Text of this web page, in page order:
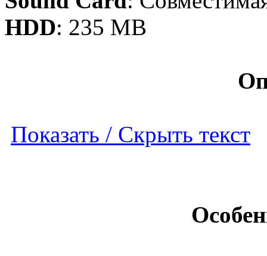
HDD: 235 MB
Показать / Скрыть текст